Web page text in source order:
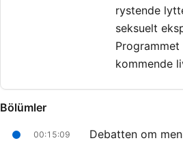
rystende
seksuelt
kommende
Bölümler
00:15:09 Debatten om